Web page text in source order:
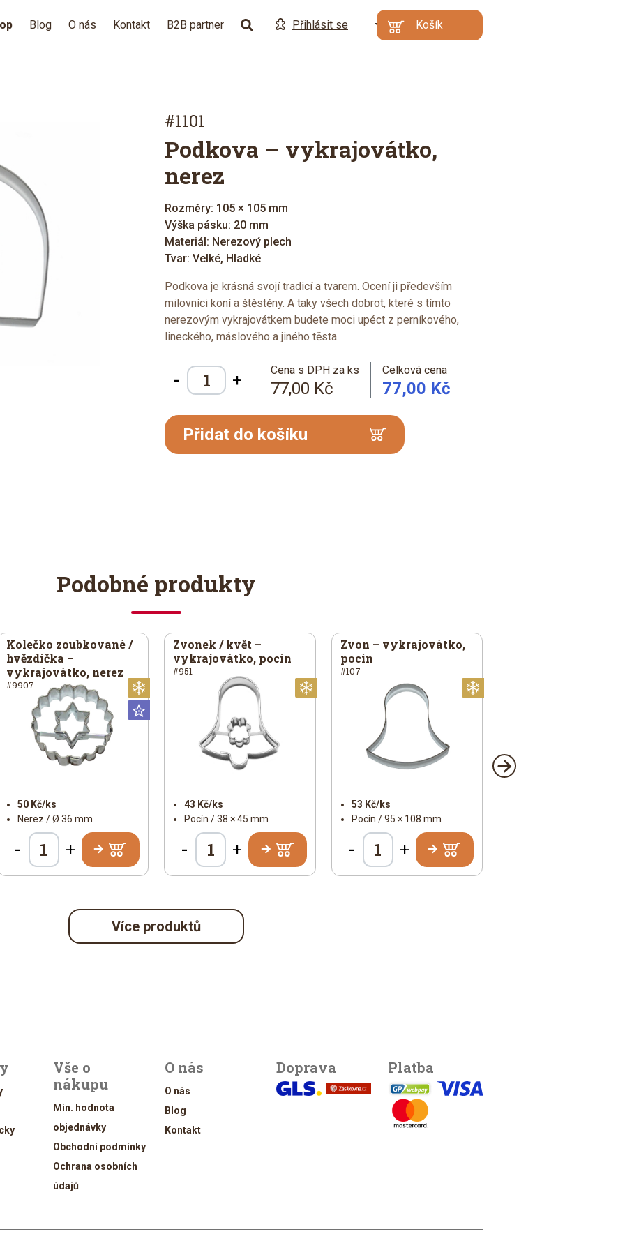
Blog O nás Kontakt B2B partner Přihlásit se
CZ
Kč
Košík
#1101
Podkova – vykrajovátko,
nerez
Rozměry: 105 × 105 mm
Výška pásku: 20 mm
Materiál: Nerezový plech
Tvar: Velké, Hladké
Podkova je krásná svojí tradicí a tvarem. Ocení ji především
milovníci koní a štěstěny. A taky všech dobrot, které s tímto
nerezovým vykrajovátkem budete moci upéct z perníkového,
lineckého, máslového a jiného těsta.
- +
Cena s DPH za ks
77,00 Kč
Celková cena
77,00 Kč
Přidat do košíku
Podobné produkty
Kolečko zoubkované /
hvězdička –
vykrajovátko, nerez
#9907
50 Kč/ks
Nerez / Ø 36 mm
- +
Zvonek / květ –
vykrajovátko, pocín
#951
43 Kč/ks
Pocín / 38 × 45 mm
- +
Zvon – vykrajovátko,
pocín
#107
53 Kč/ks
Pocín / 95 × 108 mm
- +
Více produktů
Vše o
nákupu
Min. hodnota
objednávky
Obchodní podmínky
Ochrana osobních
údajů
O nás
O nás
Blog
Kontakt
Doprava Platba